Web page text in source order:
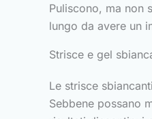
Puliscono, ma non
lungo da avere un
Strisce e gel
Le strisce
Sebbene possano